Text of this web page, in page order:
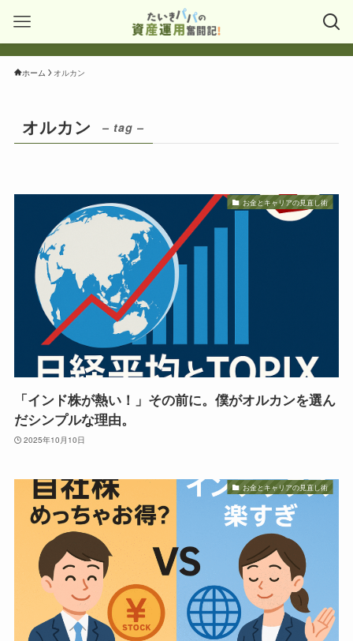
ホーム オルカン
オルカン – tag –
お金とキャリアの見直し術
「インド株が熱い！」その前に。僕がオルカンを選ん
だシンプルな理由。
2025年10月10日
お金とキャリアの見直し術